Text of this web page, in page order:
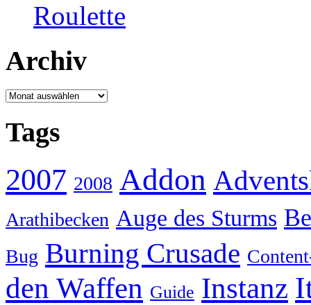
Roulette
Archiv
Archiv
Tags
2007 2008 Addon
Arathibecken Auge des Sturms
Bug Burning Crusade
den Waffen Guide Instanz